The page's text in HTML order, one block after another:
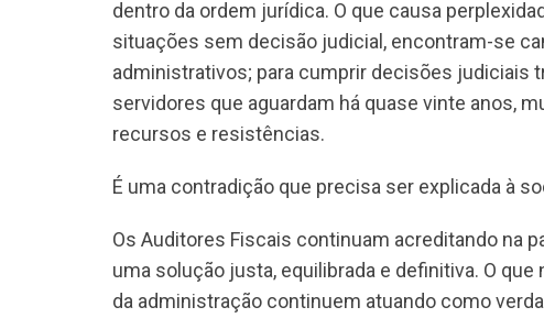
dentro da ordem jurídica. O que causa
situações sem decisão judicial, encontram-se
administrativos; para cumprir decisões judiciais
servidores que aguardam há quase vinte anos,
recursos e resistências.
É uma contradição que precisa ser explicada à
Os Auditores Fiscais continuam acreditando na
uma solução justa, equilibrada e definitiva. O
da administração continuem atuando como